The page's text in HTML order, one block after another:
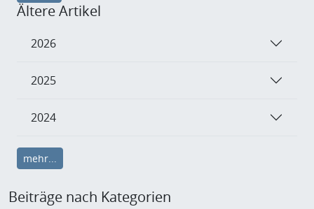
Ältere Artikel
2026
2025
2024
mehr...
Beiträge nach Kategorien